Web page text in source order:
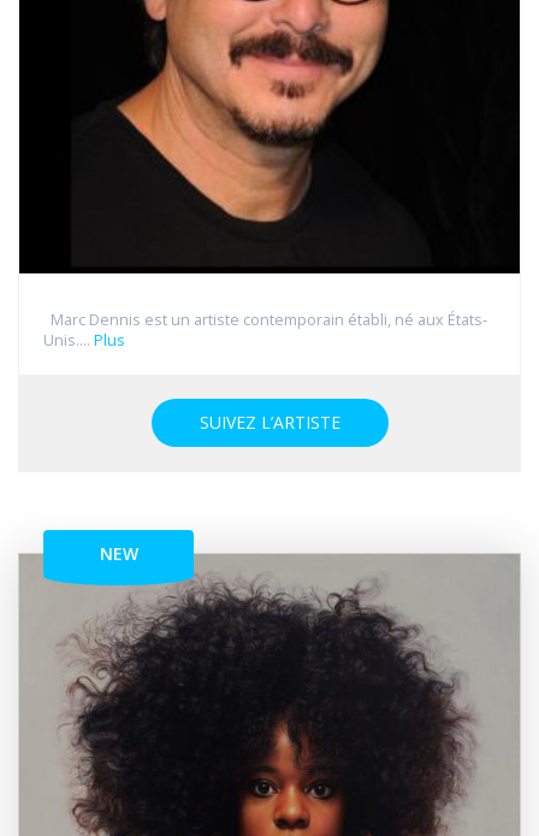
Marc Dennis est un artiste contemporain établi, né aux États-
Unis.... Plus
SUIVEZ L’ARTISTE
NEW